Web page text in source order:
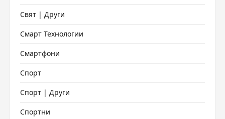
Свят | Други
Смарт Технологии
Смартфони
Спорт
Спорт | Други
Спортни